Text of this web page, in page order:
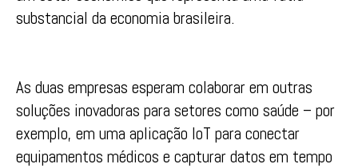
substancial da economia brasileira.
As duas empresas esperam colaborar em outras
soluções inovadoras para setores como saúde – por
exemplo, em uma aplicação IoT para conectar
equipamentos médicos e capturar datos em tempo